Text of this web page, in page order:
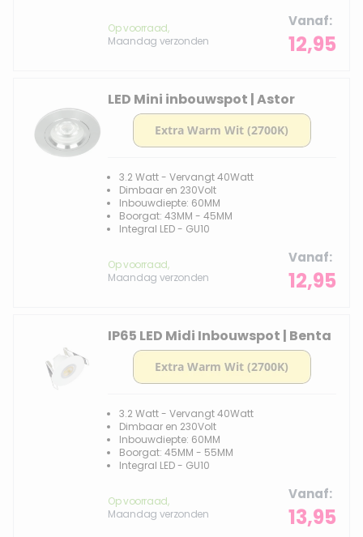
Op voorraad,
Maandag verzonden
Vanaf
12,95
LED Mini inbouwspot | Astor
3.2 Watt - Vervangt 40Watt
Dimbaar en 230Volt
Inbouwdiepte: 60MM
Boorgat: 43MM - 45MM
Integral LED - GU10
Op voorraad,
Maandag verzonden
Vanaf
12,95
IP65 LED Midi Inbouwspot | Benta
3.2 Watt - Vervangt 40Watt
Dimbaar en 230Volt
Inbouwdiepte: 60MM
Boorgat: 45MM - 55MM
Integral LED - GU10
Op voorraad,
Maandag verzonden
Vanaf
13,95